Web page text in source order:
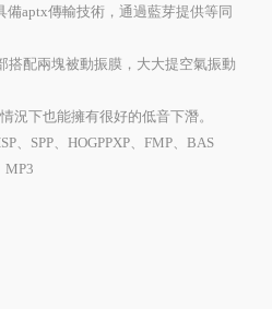
備aptx傳輸技術，通過藍芽提供等同
搭配兩塊被動振膜，大大提空氣振動
況下也能擁有很好的低音下潛。
、SPP、HOGPPXP、FMP、BAS
MP3